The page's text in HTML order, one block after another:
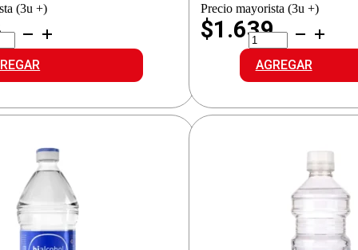
(3u +) Precio mayorista (3u +)
$1.639BIALCOHOL
ETILICO
cantidad
AGREGAR